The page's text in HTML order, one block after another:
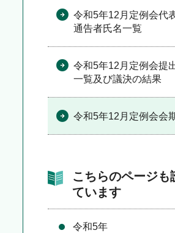
令和5年12月定例会代
通告者氏名一覧
令和5年12月定例会提
一覧及び議決の結果
令和5年12月定例会会
こちらのページも
ています
令和5年